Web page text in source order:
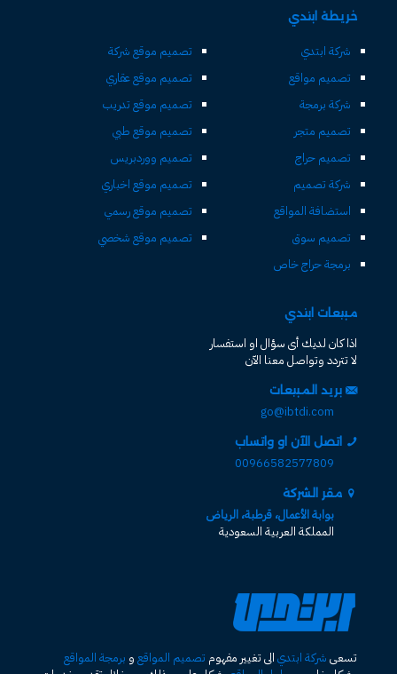
خريطة ابتدي
شركة ابتدي
تصميم مواقع
شركة برمجة
تصميم متجر
تصميم حراج
شركة تصميم
استضافة المواقع
تصميم سوق
برمجة حراج خاص
تصميم موقع شركة
تصميم موقع عقاري
تصميم موقع تدريب
تصميم موقع طبي
تصميم ووردبريس
تصميم موقع اخباري
تصميم موقع رسمي
تصميم موقع شخصي
مبيعات ابتدي
اذا كان لديك أى سؤال او استفسار
لا تتردد وتواصل معنا الآن
بريد المبيعات
go@ibtdi.com
اتصل الآن او واتساب
00966582577809
مقر الشركة
بوابة الأعمال، قرطبة، الرياض
المملكة العربية السعودية
تسعى شركة ابتدي الى تغيير مفهوم تصميم المواقع و برمجة المواقع